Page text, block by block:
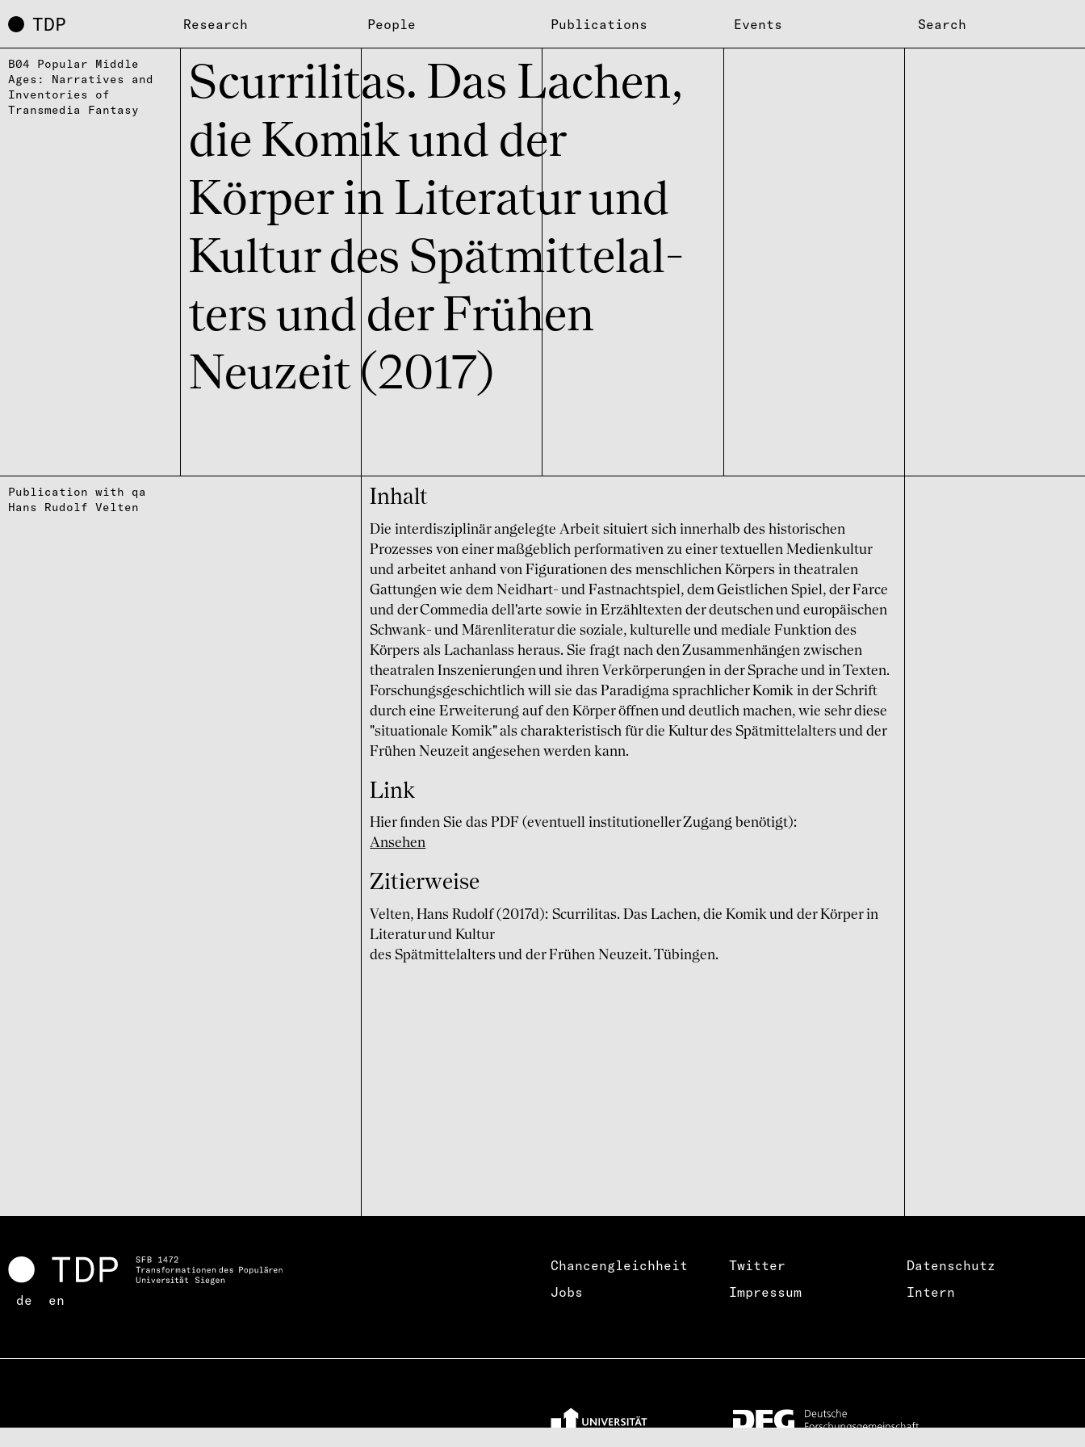
TDP Research People Publications Events Search
Scur­ri­li­tas. Das Lachen,
die Komik und der
Körper in Lite­ra­tur und
Kultur des Spät­mit­tel­al­
ters und der Frühen
Neuzeit (2017)
B04 Popular Middle
Ages: Narratives and
Inventories of
Transmedia Fantasy
Publication with qa
Hans Rudolf Velten
Inhalt
Die interdisziplinär angelegte Arbeit situiert sich innerhalb des historischen
Prozesses von einer maßgeblich performativen zu einer textuellen Medienkultur
und arbeitet anhand von Figurationen des menschlichen Körpers in theatralen
Gattungen wie dem Neidhart- und Fastnachtspiel, dem Geistlichen Spiel, der Farce
und der Commedia dell'arte sowie in Erzähltexten der deutschen und europäischen
Schwank- und Märenliteratur die soziale, kulturelle und mediale Funktion des
Körpers als Lachanlass heraus. Sie fragt nach den Zusammenhängen zwischen
theatralen Inszenierungen und ihren Verkörperungen in der Sprache und in Texten.
Forschungsgeschichtlich will sie das Paradigma sprachlicher Komik in der Schrift
durch eine Erweiterung auf den Körper öffnen und deutlich machen, wie sehr diese
"situationale Komik" als charakteristisch für die Kultur des Spätmittelalters und der
Frühen Neuzeit angesehen werden kann.
Link
Hier finden Sie das PDF (eventuell institutioneller Zugang benötigt):
Ansehen
Zitierweise
Velten, Hans Rudolf (2017d): Scurrilitas. Das Lachen, die Komik und der Körper in
Literatur und Kultur
des Spätmittelalters und der Frühen Neuzeit. Tübingen.
de en
Chancengleichheit
Jobs
Twitter
Impressum
Datenschutz
Intern